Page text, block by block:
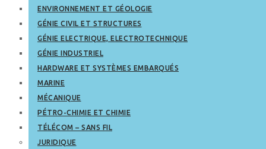
ENVIRONNEMENT ET GÉOLOGIE
GÉNIE CIVIL ET STRUCTURES
GÉNIE ELECTRIQUE, ELECTROTECHNIQUE
GÉNIE INDUSTRIEL
HARDWARE ET SYSTÈMES EMBARQUÉS
MARINE
MÉCANIQUE
PÉTRO-CHIMIE ET CHIMIE
TÉLÉCOM – SANS FIL
JURIDIQUE